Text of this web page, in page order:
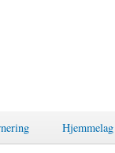
Hjemmelag